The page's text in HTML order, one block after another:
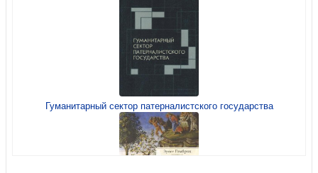
Бог и свобода
Гуманитарный сектор патерналистского государства